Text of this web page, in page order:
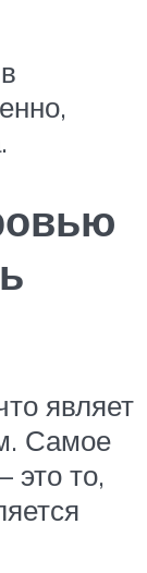
являет
Самое
это то,